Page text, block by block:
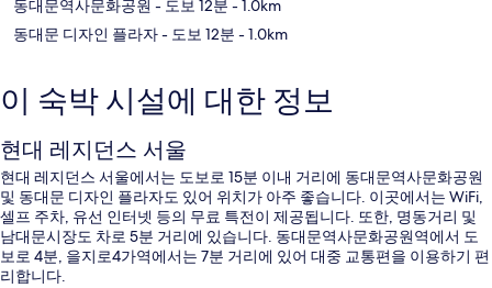
동대문역사문화공원 - 도보 12분 - 1.0km
동대문 디자인 플라자- 도보 12분 - 1.0km
이 숙박 시설에 대한 정보
현대 레지던스 서울
현대 레지던스 서울에서는 도보로 15분 이내 거리에 동대문역사문화공원
및 동대문 디자인 플라자도 있어 위치가 아주 좋습니다. 이곳에서는 WiFi,
셀프 주차, 유선 인터넷 등의 무료 특전이 제공됩니다. 또한, 명동거리 및
남대문시장도 차로 5분 거리에 있습니다. 동대문역사문화공원역에서 도
보로 4분, 을지로4가역에서는 7분 거리에 있어 대중 교통편을 이용하기 편
리합니다.